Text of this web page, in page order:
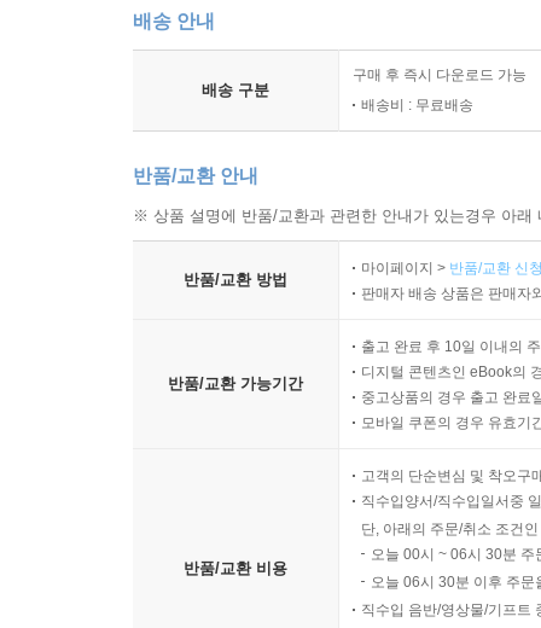
배송 안내
배송 구분
구매 후 즉시 다운로드 가능
배송비 : 무료배송
반품/교환 안내
※ 상품 설명에 반품/교환과 관련한 안내가 있는경우 아
반품/교환 방법
마이페이지 > 반품/교환 신
판매자 배송 상품은 판매자
반품/교환 가능기간
출고 완료 후 10일 이내의
디지털 콘텐츠인 eBook의
중고상품의 경우 출고 완료
모바일 쿠폰의 경우 유효기
반품/교환 비용
고객의 단순변심 및 착오구
직수입양서/직수입일서중
단, 아래의 주문/취소 조건
오늘 00시 ~ 06시 30분
오늘 06시 30분 이후 주
직수입 음반/영상물/기프트